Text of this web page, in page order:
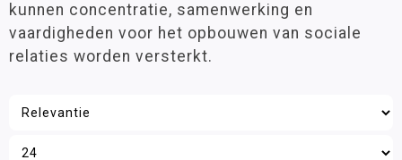
Greenscreenbox
Engels
Sociaal-emotionele ontwikkeling
Posters en onderleggers
Materiaalkeuze
kunnen concentratie, samenwerking en
vaardigheden voor het opbouwen van sociale
relaties worden versterkt.